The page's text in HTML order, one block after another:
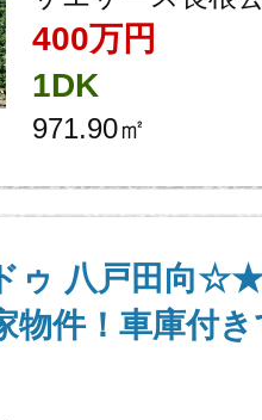
400万円
1DK
971.90㎡
八戸田向
物件！車庫付